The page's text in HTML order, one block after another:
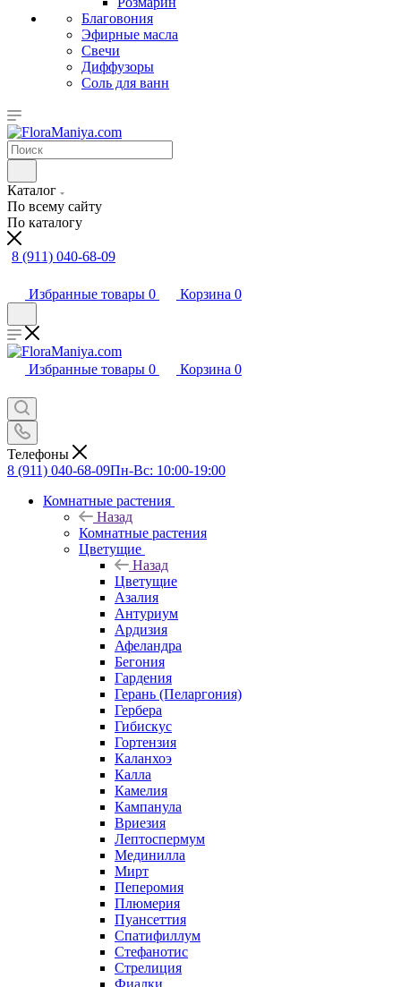
Благовония
Эфирные масла
Свечи
Диффузоры
Соль для ванн
Каталог
По всему сайту
По каталогу
8 (911) 040-68-09
Избранные товары 0 Корзина 0
Избранные товары 0 Корзина 0
Телефоны
8 (911) 040-68-09Пн-Вс: 10:00-19:00
Комнатные растения
Назад
Комнатные растения
Цветущие
Назад
Цветущие
Азалия
Антуриум
Ардизия
Афеландра
Бегония
Гардения
Герань (Пеларгония)
Гербера
Гибискус
Гортензия
Каланхоэ
Калла
Камелия
Кампанула
Вриезия
Лептоспермум
Мединилла
Мирт
Пеперомия
Плюмерия
Пуансеттия
Спатифиллум
Стефанотис
Стрелиция
Фиалки